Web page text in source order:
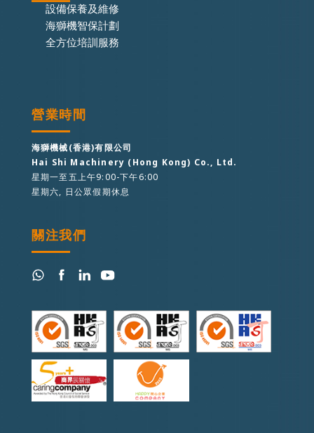
設備保養及維修
海獅機智保計劃
全方位培訓服務
營業時間
海獅機械(香港)有限公司
Hai Shi Machinery (Hong Kong) Co., Ltd.
星期一至五上午9:00-下午6:00
星期六, 日公眾假期休息
關注我們